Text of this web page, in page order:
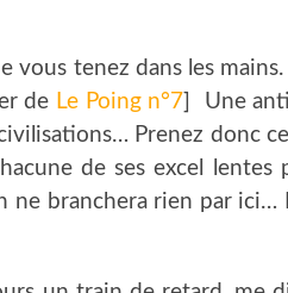
vous tenez dans les
de Le Poing n°7] Une
Prenez donc
de ses excel
ne branchera rien par